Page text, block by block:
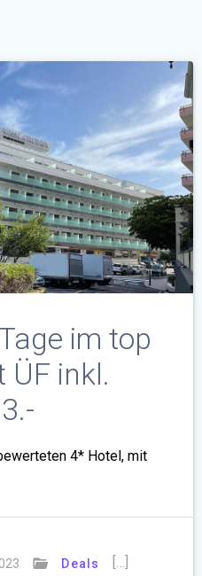
im top
ÜF inkl.
4* Hotel, mit
Deals […]